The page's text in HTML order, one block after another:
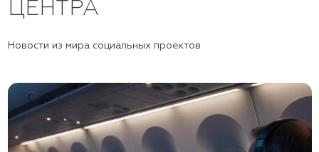
ЦЕНТРА
Новости из мира социальных проектов